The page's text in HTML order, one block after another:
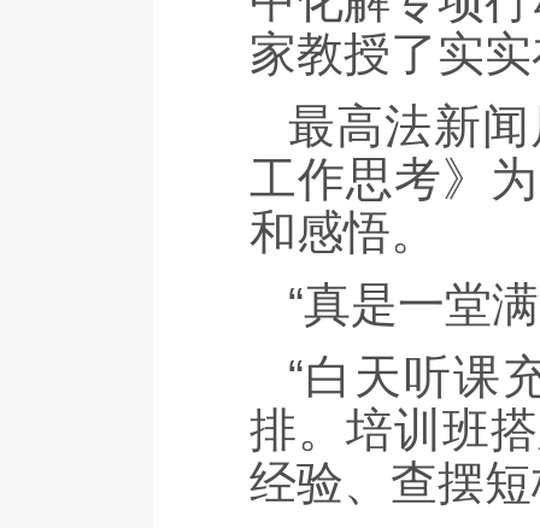
家教授了实
最高法新
工作思考》
和感悟。
“真是一堂
“白天听课
排。培训班
经验、查摆